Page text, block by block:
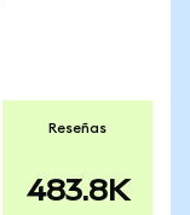
Reseñas
483.8K